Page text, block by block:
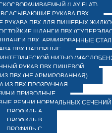
(LAY FLAT)
РУКАВА ПВХ
ПВХ ДЛЯ ПИЩЕВЫХ
ШЛАНГИ ПВХ
ПВХ, АРМИРОВАННЫЕ
ПВХ НАПОРНЫЕ
НИТЬЮ
РУКАВ ПВХ ПИЩЕВОЙ
ПВХ (НЕ АРМИРОВАННАЯ)
ИЗ ПВХ ПРОЗРАЧНАЯ
ПРИВОДНЫЕ
РЕМНИ НОРМАЛЬНЫХ СЕЧЕНИЙ
ПРОФИЛЬ A
ПРОФИЛЬ B
ПРОФИЛЬ C